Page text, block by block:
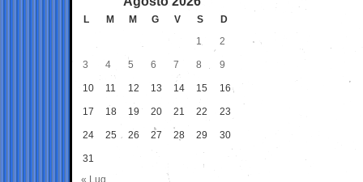
L M M G V S
D
1
2
3 4 5 6 7 8 9
10 11 12 13 14 15 16
17 18 19 20 21 22 23
24 25 26 27 28 29 30
31
« Lug